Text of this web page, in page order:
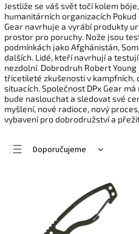
Jestliže se váš svět točí kolem
humanitárních organizacích Pokud
Gear navrhuje a vyrábí produkty
prostor pro poruchy. Nože jsou
podmínkách jako Afghánistán,
dalších. Lidé, kteří navrhují a
nezdolní. Dobrodruh Robert
třicetileté zkušenosti v kampfních,
situacích. Společnost DPx Gear
bude naslouchat a sledovat své
myšlení, nové radioce, nový
vybavení pro dobrodružství a
Doporučujeme
Nejprodávanější
Abecedně